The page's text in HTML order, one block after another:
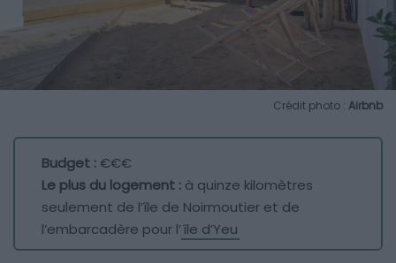
Crédit photo : Airbnb
Budget :€€€
Le plus du logement : à quinze kilomètres
seulement de l’île de Noirmoutier et de
l’embarcadère pour l’île d’Yeu